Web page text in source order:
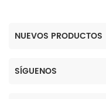
NUEVOS PRODUCTOS
SÍGUENOS